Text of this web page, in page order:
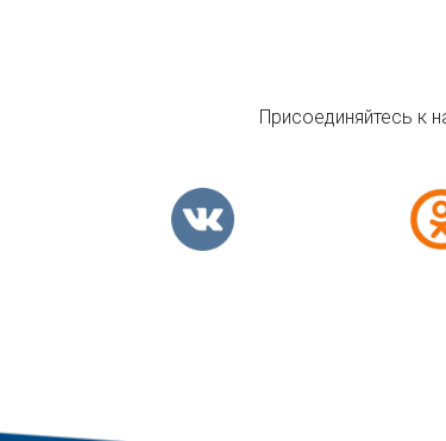
Присоединяйтесь к